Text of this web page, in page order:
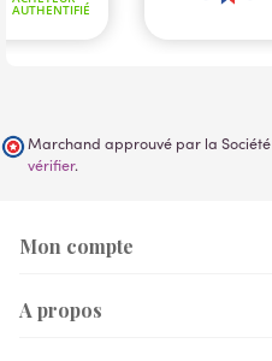
Marchand approuvé par la Société
vérifier.
Mon compte
A propos